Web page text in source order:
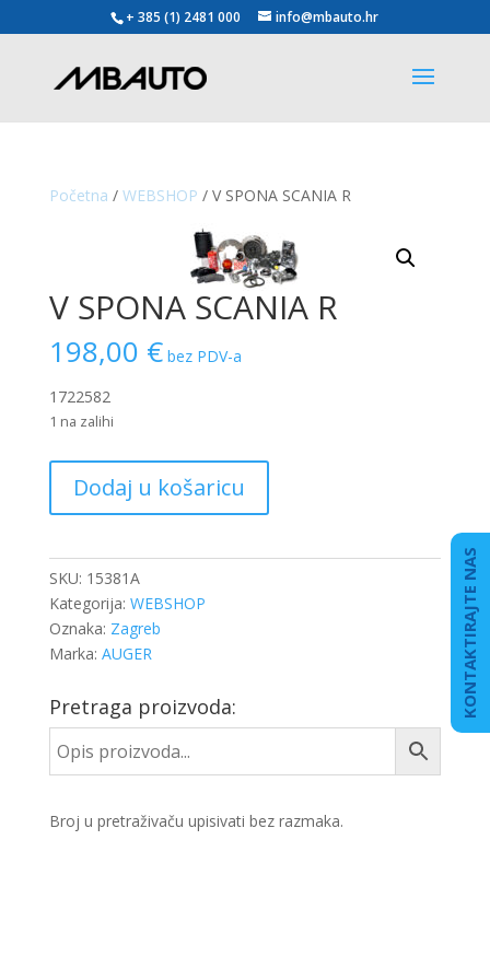
+ 385 (1) 2481 000 info@mbauto.hr
Početna / WEBSHOP / V SPONA SCANIA R
V SPONA SCANIA R
198,00 € bez PDV-a
1722582
1 na zalihi
SPONA
SCANIA
količina
Dodaj u košaricu
SKU: 15381A
Kategorija: WEBSHOP
Oznaka: Zagreb
Marka: AUGER
Pretraga proizvoda:
Broj u pretraživaču upisivati bez razmaka.
KONTAKTIRAJTE NAS